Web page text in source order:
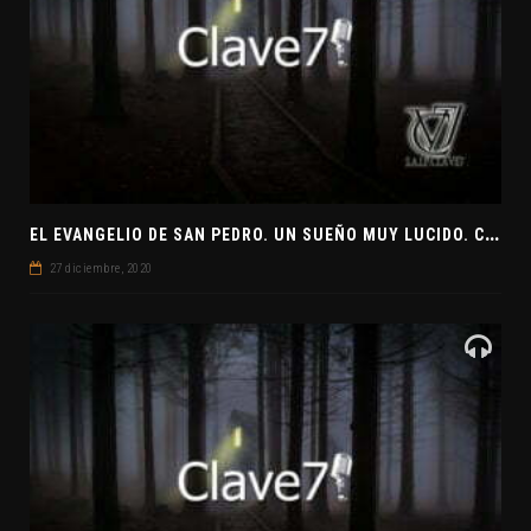
E
L EVANGELIO DE SAN PEDRO. UN SUEÑO MUY LUCIDO. CLAVE7 NEWS ¿PREPARADOS PARA UNA VISITA EXTRATERRESTRE?
27 diciembre, 2020